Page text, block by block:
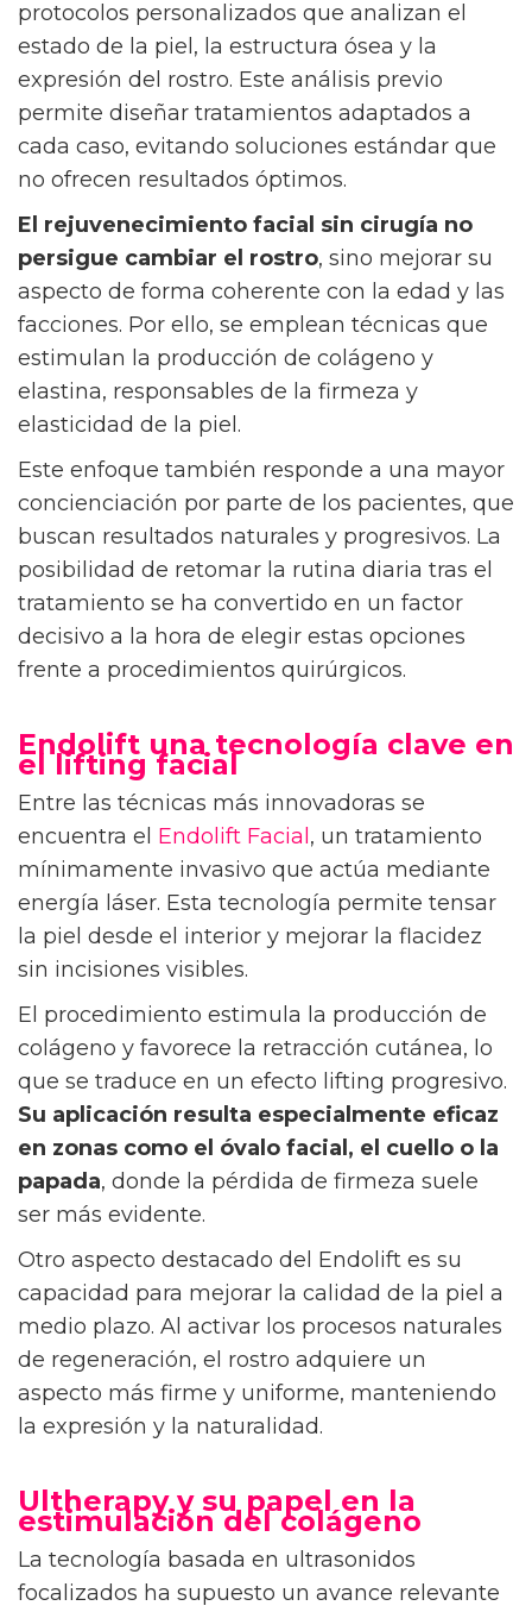
protocolos personalizados que analizan el
estado de la piel, la estructura ósea y la
expresión del rostro. Este análisis previo
permite diseñar tratamientos adaptados a
cada caso, evitando soluciones estándar que
no ofrecen resultados óptimos.
El rejuvenecimiento facial sin cirugía no
persigue cambiar el rostro, sino mejorar su
aspecto de forma coherente con la edad y las
facciones. Por ello, se emplean técnicas que
estimulan la producción de colágeno y
elastina, responsables de la firmeza y
elasticidad de la piel.
Este enfoque también responde a una mayor
concienciación por parte de los pacientes, que
buscan resultados naturales y progresivos. La
posibilidad de retomar la rutina diaria tras el
tratamiento se ha convertido en un factor
decisivo a la hora de elegir estas opciones
frente a procedimientos quirúrgicos.
Endolift una tecnología clave en
el lifting facial
Entre las técnicas más innovadoras se
encuentra el Endolift Facial , un tratamiento
mínimamente invasivo que actúa mediante
energía láser. Esta tecnología permite tensar
la piel desde el interior y mejorar la flacidez
sin incisiones visibles.
El procedimiento estimula la producción de
colágeno y favorece la retracción cutánea, lo
que se traduce en un efecto lifting progresivo.
Su aplicación resulta especialmente eficaz
en zonas como el óvalo facial, el cuello o la
papada, donde la pérdida de firmeza suele
ser más evidente.
Otro aspecto destacado del Endolift es su
capacidad para mejorar la calidad de la piel a
medio plazo. Al activar los procesos naturales
de regeneración, el rostro adquiere un
aspecto más firme y uniforme, manteniendo
la expresión y la naturalidad.
Ultherapy y su papel en la
estimulación del colágeno
La tecnología basada en ultrasonidos
focalizados ha supuesto un avance relevante